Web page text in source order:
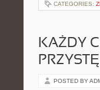
CATEGORIES:
KAŻDY
POSTED BY